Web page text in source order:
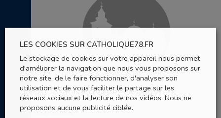
Lycée Senghor
Magnanville
LES COOKIES SUR CATHOLIQUE78.FR
Le stockage de cookies sur votre appareil nous permet
d'améliorer la navigation que nous vous proposons sur
notre site, de le faire fonctionner, d'analyser son
utilisation et de vous faciliter le partage sur les
réseaux sociaux et la lecture de nos vidéos. Nous ne
proposons aucune publicité ciblée.